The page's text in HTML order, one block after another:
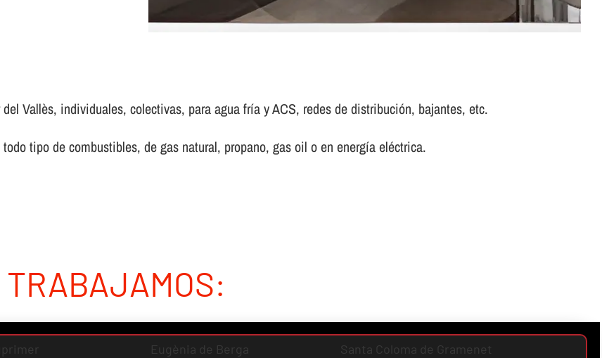
Vallès, individuales, colectivas, para agua frí­a y ACS, redes de distribución, bajantes, etc.
tipo de combustibles, de gas natural, propano, gas oil o en energí­a eléctrica.
Eugènia de Berga Santa Coloma de Gramenet